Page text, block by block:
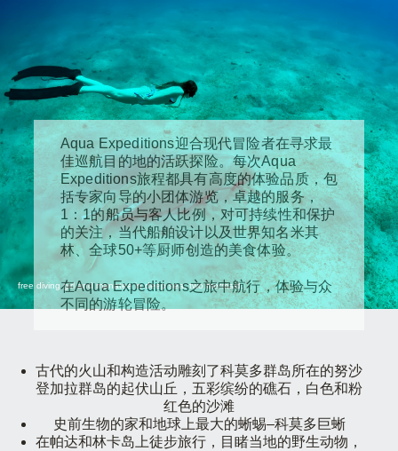
free diving girl and manatee in deep sea. two mermaid.
Aqua Expeditions迎合现代冒险者在寻求最
佳巡航目的地的活跃探险。每次Aqua
Expeditions旅程都具有高度的体验品质，包
括专家向导的小团体游览，卓越的服务，
1：1的船员与客人比例，对可持续性和保护
的关注，当代船舶设计以及世界知名米其
林、全球50+等厨师创造的美食体验。
在Aqua Expeditions之旅中航行，体验与众
不同的游轮冒险。
古代的火山和构造活动雕刻了科莫多群岛所在的努沙
登加拉群岛的起伏山丘，五彩缤纷的礁石，白色和粉
红色的沙滩
史前生物的家和地球上最大的蜥蜴–科莫多巨蜥
在帕达和林卡岛上徒步旅行，目睹当地的野生动物，